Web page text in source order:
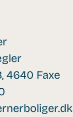
4640 Faxe